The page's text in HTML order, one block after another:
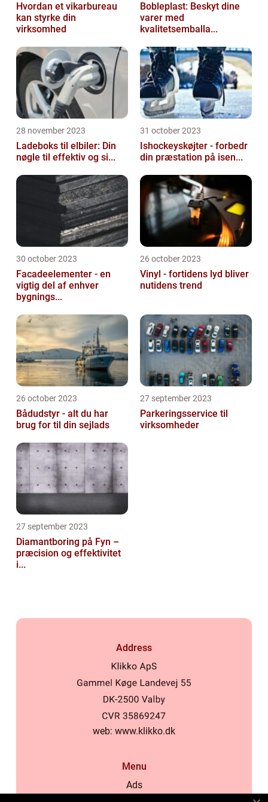
Hvordan et vikarbureau
kan styrke din
virksomhed
Bobleplast: Beskyt dine
varer med
kvalitetsemballa...
28 november 2023
Ladeboks til elbiler: Din
nøgle til effektiv og si...
31 october 2023
Ishockeyskøjter - forbedr
din præstation på isen...
30 october 2023
Facadeelementer - en
vigtig del af enhver
bygnings...
26 october 2023
Vinyl - fortidens lyd bliver
nutidens trend
26 october 2023
Bådudstyr - alt du har
brug for til din sejlads
27 september 2023
Parkeringsservice til
virksomheder
27 september 2023
Diamantboring på Fyn –
præcision og effektivitet
i...
Address
web: www.klikko.dk
Menu
Ads